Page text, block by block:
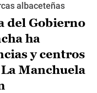
albaceteñas
del Gobierno
ha
y centros
Manchuela